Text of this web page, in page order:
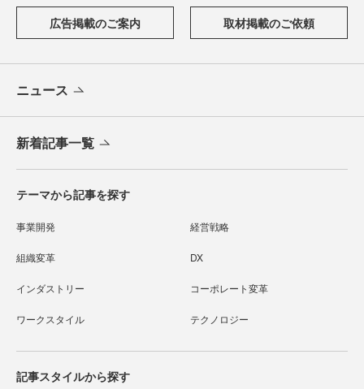
広告掲載のご案内 取材掲載のご依頼
ニュース
新着記事一覧
テーマから記事を探す
事業開発 経営戦略
組織変革 DX
インダストリー コーポレート変革
ワークスタイル テクノロジー
記事スタイルから探す